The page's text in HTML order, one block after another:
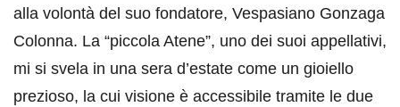
alla volontà del suo fondatore, Vespasiano Gonzaga
Colonna. La “piccola Atene”, uno dei suoi appellativi,
mi si svela in una sera d’estate come un gioiello
prezioso, la cui visione è accessibile tramite le due